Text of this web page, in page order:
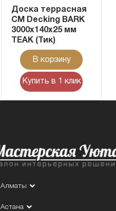
Доска террасная
CM Decking BARK
3000х140х25 мм
TEAK (Тик)
В корзину
Купить в 1 клик
Алматы
Астана